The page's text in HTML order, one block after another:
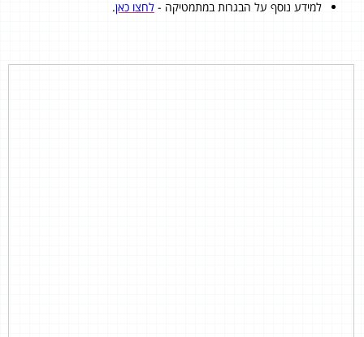
למידע נוסף על הבגרות במתמטיקה - לחצו כאן.